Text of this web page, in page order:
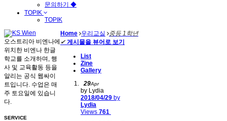
문의하기 ◆
TOPIK
TOPIK
Home 우리교실
중등 1학년
✔ 게시물을 뷰어로 보기
List
Zine
Gallery
29Apr
by Lydia
2018/04/29 by
Lydia
Views 761
오스트리아 비엔나에
위치한 비엔나 한글
학교를 소개하며, 행
사 및 교육활동 등을
알리는 공식 웹싸이
트입니다. 수업은 매
주 토요일에 있습니
다.
SERVICE